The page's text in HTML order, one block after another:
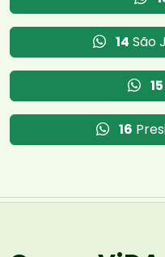
14 São
15
16